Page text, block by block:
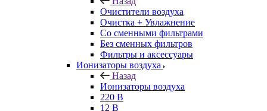
Очистители воздуха
Очистка + Увлажнение
Cо сменными фильтрами
Без сменных фильтров
Фильтры и аксессуары
Ионизаторы воздуха
Назад
Ионизаторы воздуха
220 В
12 В